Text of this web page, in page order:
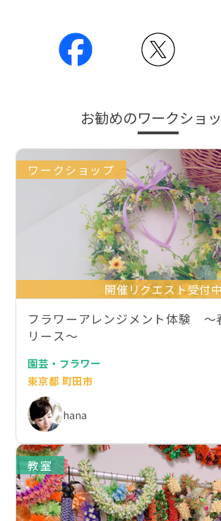
お勧めのワークショ
ワークショップ
開催リクエスト受付中
フラワーアレンジメント体験 〜
リース〜
園芸・フラワー
東京都 町田市
hana
教室